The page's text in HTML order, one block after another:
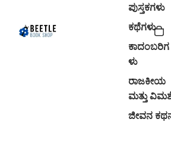
ಪುಸ್ತಕಗಳು
ಕಥೆಗಳು
ಕಾದಂಬರಿಗ
ಳು
ರಾಜಕೀಯ
ಮತ್ತು
ಜೀವನ